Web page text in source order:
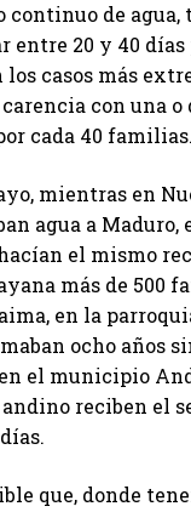
continuo de agua,
entre 20 y 40 días
casos más
con una o
cada 40
mientras en
agua a Maduro,
el mismo
más de 500
en la
ocho años
el municipio
andino reciben el
que, donde